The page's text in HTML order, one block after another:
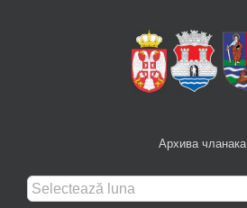
Архива чланака
Архива
чланака